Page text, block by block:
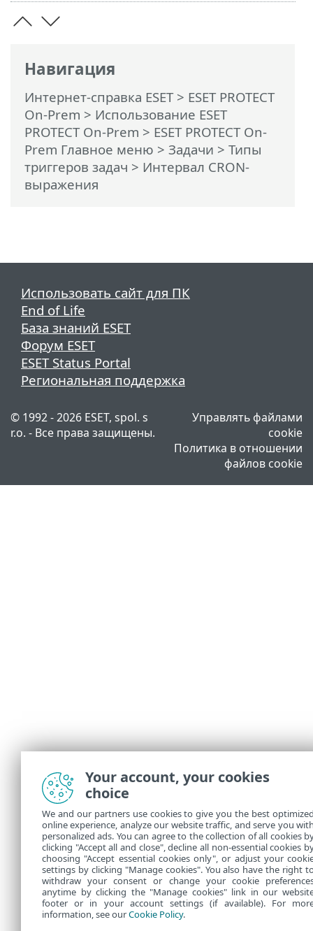
Навигация
Интернет-справка ESET> ESET PROTECT
On-Prem > Использование ESET
PROTECT On-Prem > ESET PROTECT On-
Prem Главное меню > Задачи > Типы
триггеров задач > Интервал CRON-
выражения
Использовать сайт для ПК
End of Life
База знаний ESET
Форум ESET
ESET Status Portal
Региональная поддержка
© 1992 - 2026 ESET, spol. s
r.o. - Все права защищены.
Управлять файлами
cookie
Политика в отношении
файлов cookie
Your account, your cookies
choice
We and our partners use cookies to give you the best
online experience, analyze our website traffic, and serve you
personalized ads. You can agree to the collection of all cookies
clicking "Accept all and close", decline all non-essential cookies
choosing "Accept essential cookies only", or adjust your
settings by clicking "Manage cookies". You also have the right
withdraw your consent or change your cookie
anytime by clicking the "Manage cookies" link in our
footer or in your account settings (if available). For
information, see ourCookie Policy.